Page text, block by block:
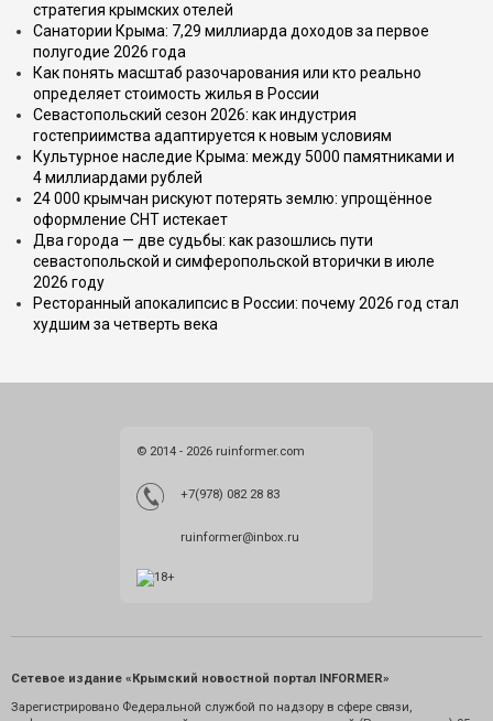
стратегия крымских отелей
Санатории Крыма: 7,29 миллиарда доходов за первое
полугодие 2026 года
Как понять масштаб разочарования или кто реально
определяет стоимость жилья в России
Севастопольский сезон 2026: как индустрия
гостеприимства адаптируется к новым условиям
Культурное наследие Крыма: между 5000 памятниками и
4 миллиардами рублей
24 000 крымчан рискуют потерять землю: упрощённое
оформление СНТ истекает
Два города — две судьбы: как разошлись пути
севастопольской и симферопольской вторички в июле
2026 году
Ресторанный апокалипсис в России: почему 2026 год стал
худшим за четверть века
© 2014 - 2026 ruinformer.com
+7(978) 082 28 83
ruinformer@inbox.ru
Сетевое издание «Крымский новостной портал INFORMER»
Зарегистрировано Федеральной службой по надзору в сфере связи,